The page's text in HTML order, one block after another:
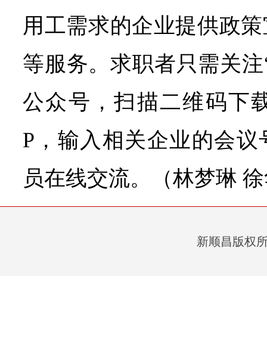
用工需求的企业提供政
等服务。求职者只需关
公众号，扫描二维码下
P，输入相关企业的会
员在线交流。
（林梦琳
新顺昌版权